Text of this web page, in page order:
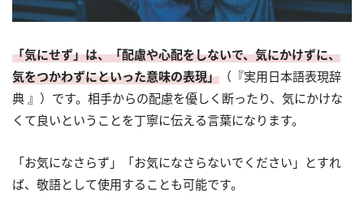
「気にせず」は、「配慮や心配をしないで、気にかけずに、
気をつかわずにといった意味の表現」 （『実用日本語表現辞
典 』）です。相手からの配慮を優しく断ったり、気にかけな
くて良いということを丁寧に伝える言葉になります。
「お気になさらず」「お気になさらないでください」とすれ
ば、敬語として使用することも可能です。